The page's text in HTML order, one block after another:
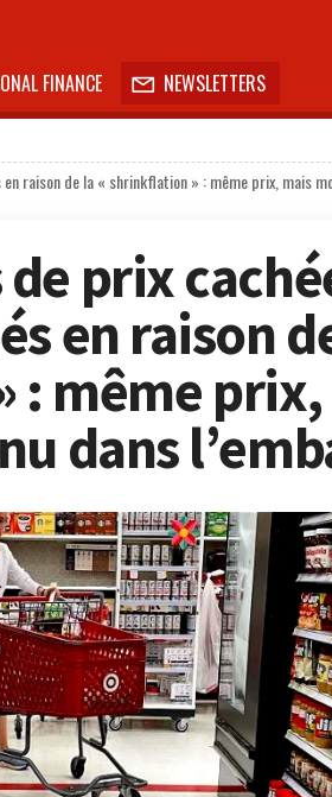
FINANCE  NEWSLETTERS
raison de la « shrinkflation » : même prix, mais
prix
en raison
: même
dans